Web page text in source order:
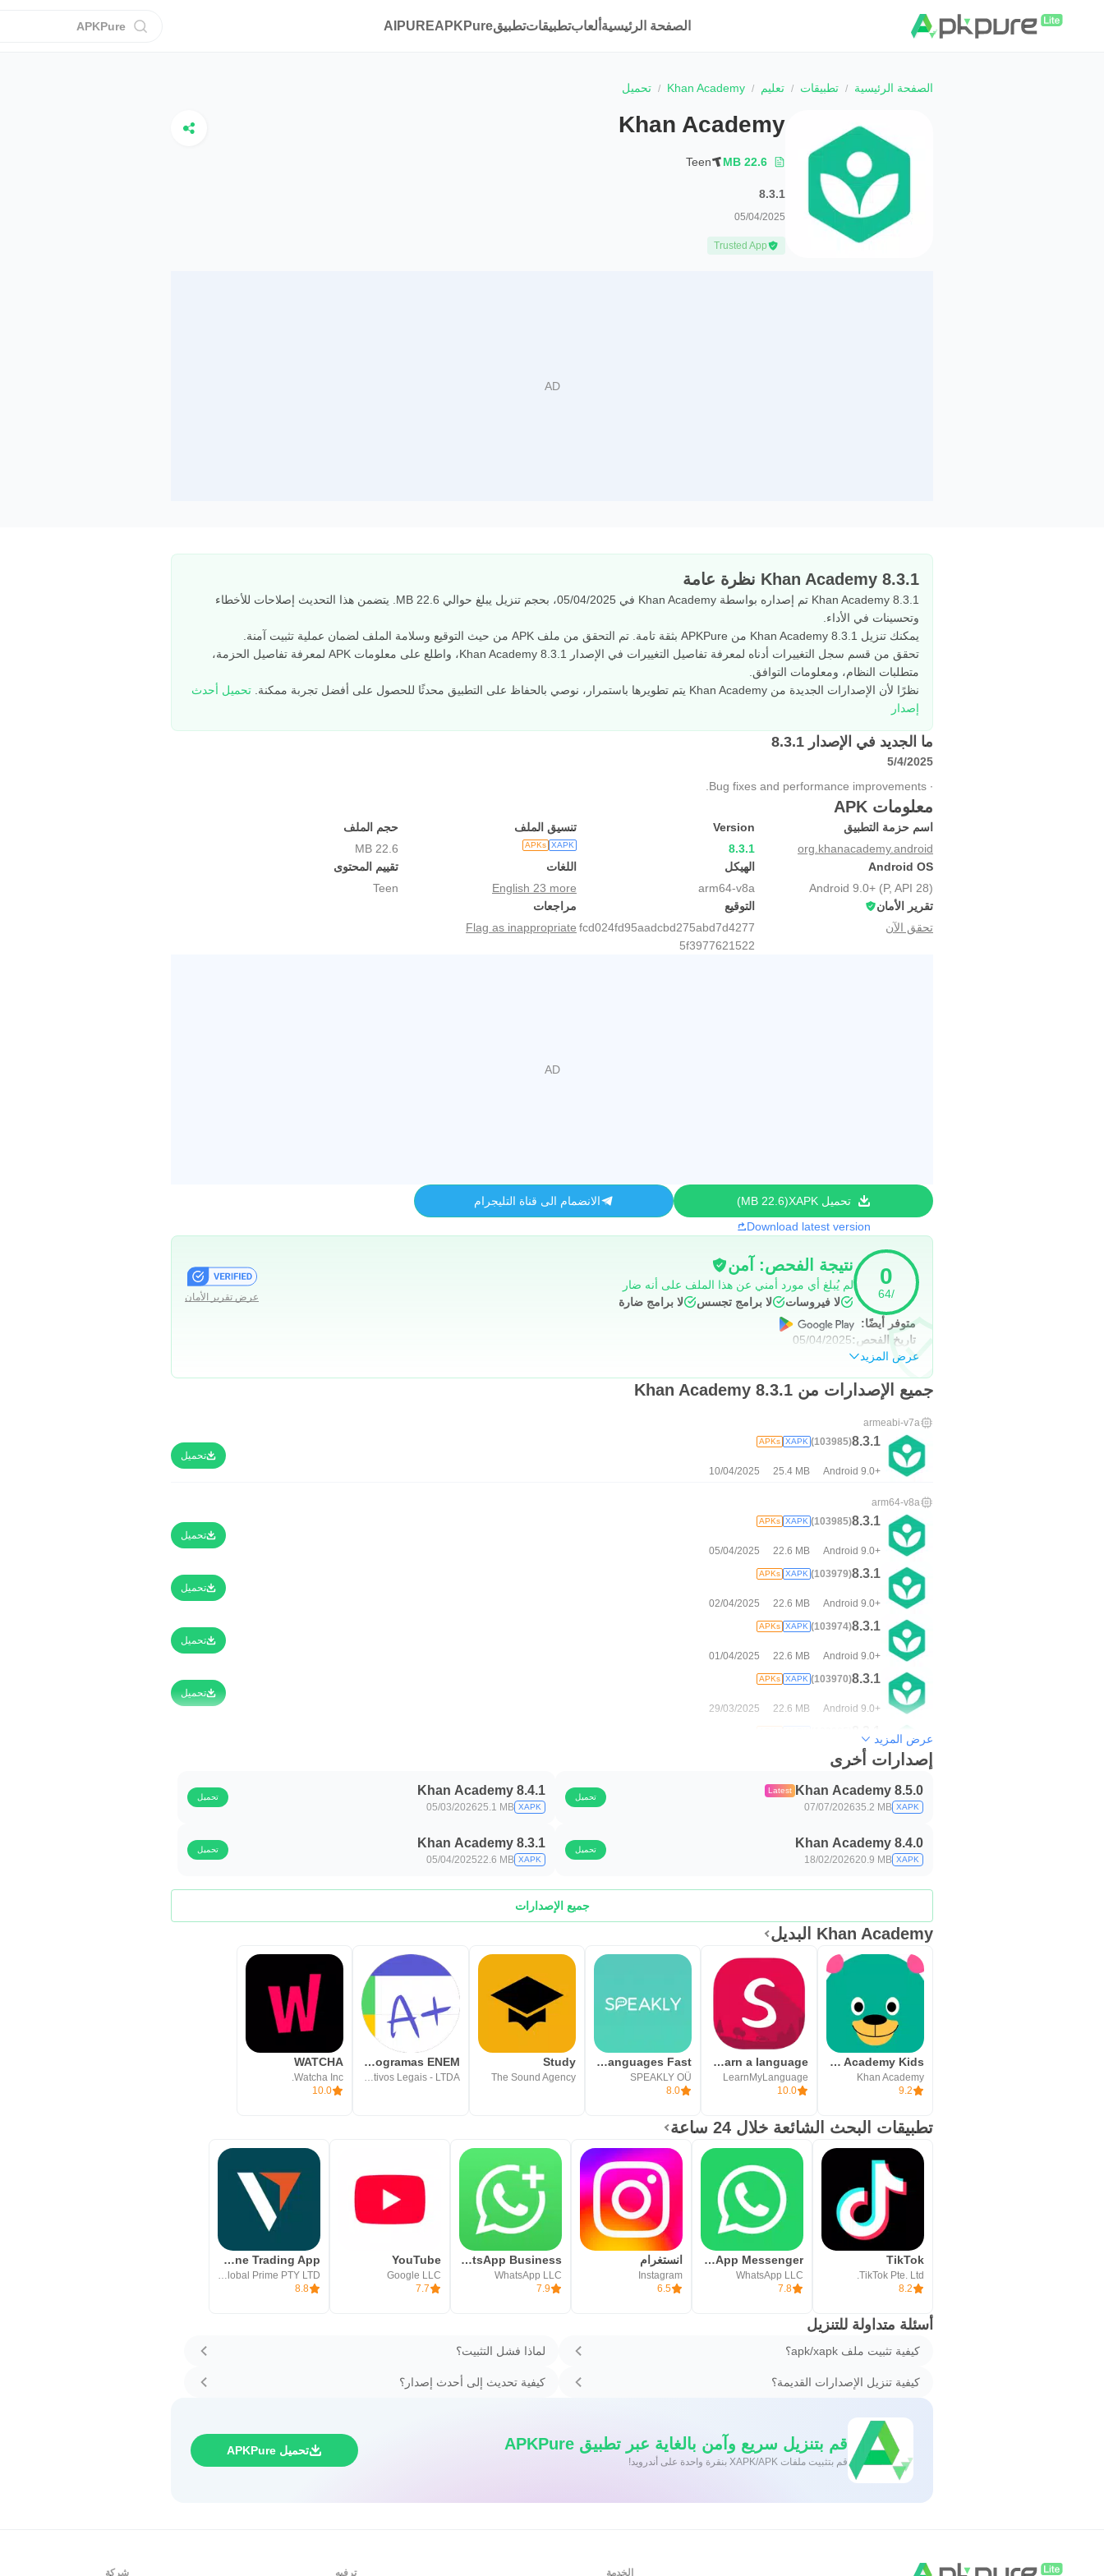
الصفحة الرئيسية ألعابتطبيقاتتطبيقAPKPure AIPURE
APKPure
الصفحة الرئيسية تطبيقات تعليم Khan Academy تحميل
Khan Academy
22.6 MB
Teen
8.3.1
05/04/2025
Trusted App
Khan Academy 8.3.1 نظرة عامة
Khan Academy 8.3.1 تم إصداره بواسطة Khan Academy في 05/04/2025، بحجم تنزيل يبلغ حوالي 22.6 MB. يتضمن هذا التحديث إصلاحات للأخطاء
وتحسينات في الأداء.
يمكنك تنزيل Khan Academy 8.3.1 من APKPure بثقة تامة. تم التحقق من ملف APK من حيث التوقيع وسلامة الملف لضمان عملية تثبيت آمنة.
تحقق من قسم سجل التغييرات أدناه لمعرفة تفاصيل التغييرات في الإصدار Khan Academy 8.3.1، واطلع على معلومات APK لمعرفة تفاصيل الحزمة،
متطلبات النظام، ومعلومات التوافق.
نظرًا لأن الإصدارات الجديدة من Khan Academy يتم تطويرها باستمرار، نوصي بالحفاظ على التطبيق محدثًا للحصول على أفضل تجربة ممكنة.
تحميل أحدث
إصدار
ما الجديد في الإصدار 8.3.1
5/4/2025
∙ Bug fixes and performance improvements.
معلومات APK
اسم حزمة التطبيق
org.khanacademy.android
Version
8.3.1
تنسيق الملف
XAPK
APKs
حجم الملف
22.6 MB
Android OS
Android 9.0+ (P, API 28)
الهيكل
arm64-v8a
اللغات
English 23 more
تقييم المحتوى
Teen
تقرير الأمان
تحقق الآن
التوقيع
fcd024fd95aadcbd275abd7d4277
5f3977621522
مراجعات
Flag as inappropriate
Download latest version
تحميل XAPK 22.6 MB الانضمام الى قناة التليجرام
0
/64
نتيجة الفحص: آمن
لم يُبلغ أي مورد أمني عن هذا الملف على أنه ضار
لا فيروسات
لا برامج تجسس
لا برامج ضارة
متوفر أيضًا:
تاريخ الفحص:05/04/2025
عرض المزيد
عرض تقرير الأمان
جميع الإصدارات من Khan Academy 8.3.1
armeabi-v7a
8.3.1
(103985)
XAPK
APKs
10/04/2025 25.4 MB Android 9.0+
تحميل
arm64-v8a
8.3.1
(103985)
XAPK
APKs
05/04/2025 22.6 MB Android 9.0+
تحميل
8.3.1
(103979)
XAPK
APKs
02/04/2025 22.6 MB Android 9.0+
تحميل
8.3.1
(103974)
XAPK
APKs
01/04/2025 22.6 MB Android 9.0+
تحميل
8.3.1
(103970)
XAPK
APKs
29/03/2025 22.6 MB Android 9.0+
تحميل
Android 9.0+
8.3.1
XAPK
APKs
22.6 MB Android 9.0+
تحميل
عرض المزيد
إصدارات أخرى
Khan Academy 8.5.0
Latest
XAPK
35.2 MB
07/07/2026
تحميل Khan Academy 8.4.1
XAPK
25.1 MB
05/03/2026
تحميل
Khan Academy 8.4.0
XAPK
20.9 MB
18/02/2026
تحميل Khan Academy 8.3.1
XAPK
22.6 MB
05/04/2025
تحميل
جميع الإصدارات
Khan Academy البديل
Khan Academy Kids
Khan Academy
9.2
Speekoo - Learn a language
LearnMyLanguage
10.0
Speakly: Learn Languages Fast
SPEAKLY OÜ
8.0
Study
The Sound Agency
Easy Study - Cronogramas ENEM
WATCHA
Watcha Inc.
10.0
تطبيقات البحث الشائعة خلال 24 ساعة
TikTok
TikTok Pte. Ltd.
8.2
WhatsApp Messenger - واتساب مسنجر
WhatsApp LLC
7.8
انستغرام
Instagram
6.5
WhatsApp Business
WhatsApp LLC
7.9
YouTube
Google LLC
7.7
Vantage:All-In-One Trading App
8.8
أسئلة متداولة للتنزيل
كيفية تثبيت ملف apk/xapk؟ لماذا فشل التثبيت؟
كيفية تنزيل الإصدارات القديمة؟ كيفية تحديث إلى أحدث إصدار؟
قم بتنزيل سريع وآمن بالغاية عبر تطبيق APKPure
قم بتثبيت ملفات XAPK/APK بنقرة واحدة على أندرويد!
تحميل APKPure
الخدمة ترفيه شركة